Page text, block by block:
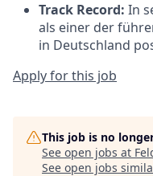
Track Record: In
als einer der
in Deutschland
Apply for this job
This job is no
See open jobs at
See open jobs